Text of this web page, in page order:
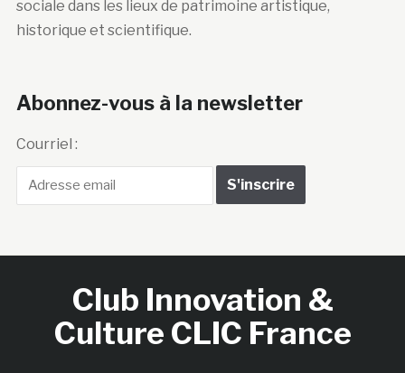
sociale dans les lieux de patrimoine artistique,
historique et scientifique.
Abonnez-vous à la newsletter
Courriel :
Club Innovation &
Culture CLIC France